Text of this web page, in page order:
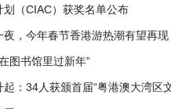
（CIAC）获奖名单公布
，今年春节香港游热潮有望再现
图书馆里过新年”
起：34人获颁首届“粤港澳大湾区